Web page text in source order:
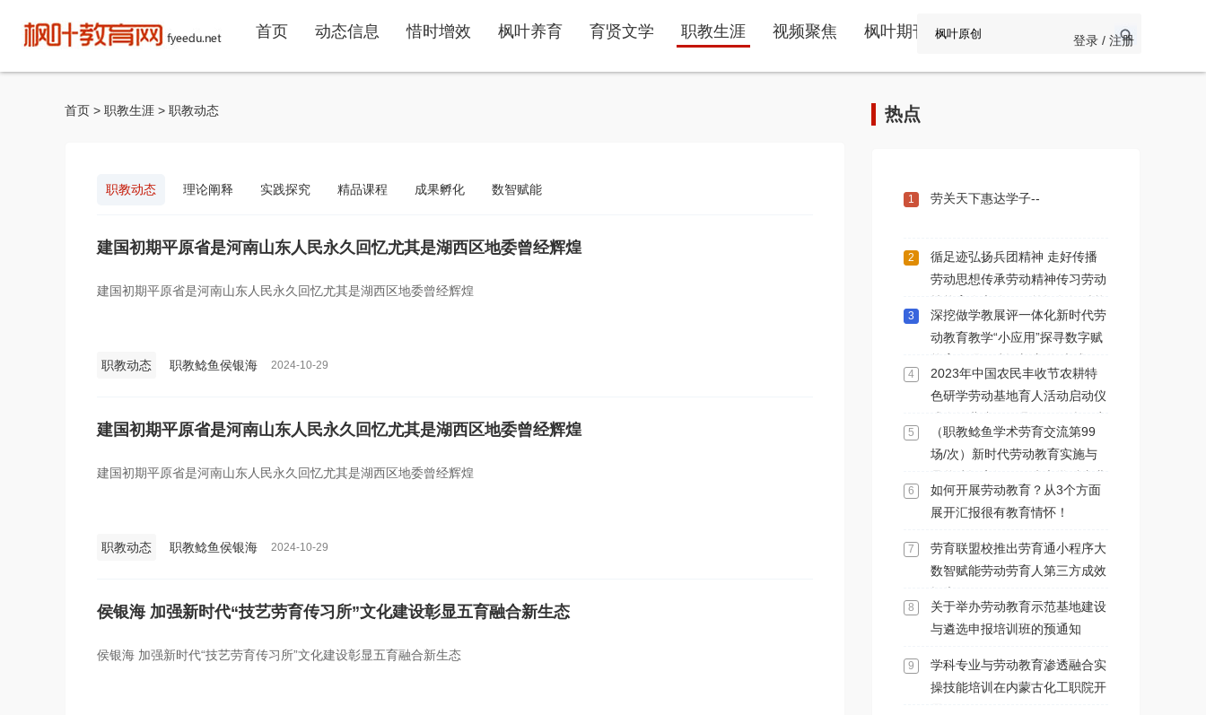
首页 动态信息 惜时增效 枫叶养育 育贤文学 职教生涯 视频聚焦 枫叶期刊 登录 / 注册
首页 > 职教生涯 > 职教动态
职教动态 理论阐释 实践探究 精品课程 成果孵化 数智赋能
建国初期平原省是河南山东人民永久回忆尤其是湖西区地委曾经辉煌
建国初期平原省是河南山东人民永久回忆尤其是湖西区地委曾经辉煌
职教动态 职教鲶鱼侯银海 2024-10-29
建国初期平原省是河南山东人民永久回忆尤其是湖西区地委曾经辉煌
建国初期平原省是河南山东人民永久回忆尤其是湖西区地委曾经辉煌
职教动态 职教鲶鱼侯银海 2024-10-29
侯银海 加强新时代“技艺劳育传习所”文化建设‌‌彰显五育融合新生态
侯银海 加强新时代“技艺劳育传习所”文化建设‌‌彰显五育融合新生态
热点
1 劳关天下惠达学子--
2
循足迹弘扬兵团精神 走好传播
劳动思想传承劳动精神传习劳动
劳育人学术交流第112期新疆石
河子站
3
深挖做学教展评一体化新时代劳
动教育教学“小应用”探寻数字赋
4
2023年中国农民丰收节农耕特
色研学劳动基地育人活动启动仪
会议室举办
5
（职教鲶鱼学术劳育交流第99
场/次）新时代劳动教育实施与
与劳动教育渗透融合实操技能专
项培训班在内蒙古化工职业学院
顺利开展
6
如何开展劳动教育？从3个方面
展开汇报很有教育情怀！
7
劳育联盟校推出劳育通小程序大
数智赋能劳动劳育人第三方成效
8
关于举办劳动教育示范基地建设
与遴选申报培训班的预通知
9
学科专业与劳动教育渗透融合实
操技能培训在内蒙古化工职院开